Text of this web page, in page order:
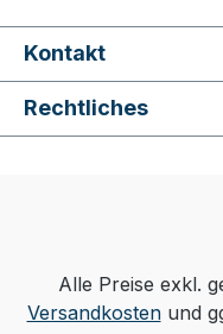
Kontakt
Rechtliches
Alle Preise exkl.
Versandkostenund